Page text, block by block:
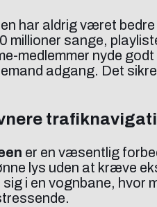
har aldrig været
millioner sange,
medlemmer nyde
adgang. Det
er en væsentlig
lys uden at kræve
i en vognbane, hvor